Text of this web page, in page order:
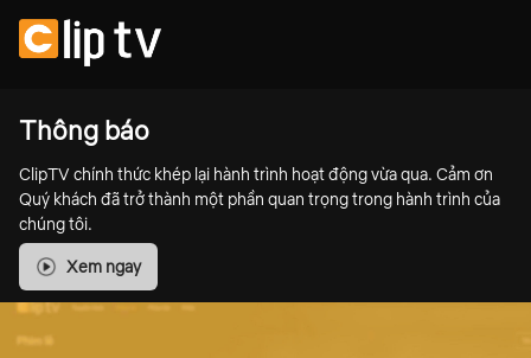
Thông báo
ClipTV chính thức khép lại hành trình hoạt động vừa qua. Cảm ơn
Quý khách đã trở thành một phần quan trọng trong hành trình của
chúng tôi.
Xem ngay